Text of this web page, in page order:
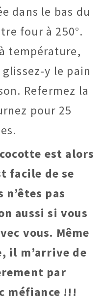
dans le bas du
four à 250°.
température,
y le pain
Refermez la
pour 25
est alors
facile de se
n’êtes pas
aussi si vous
vous. Même
il m’arrive de
par
méfiance !!!